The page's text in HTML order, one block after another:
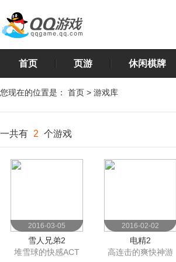
首页 页游 休闲棋牌
您现在的位置是： 首页 > 游戏库
一共有 2 个游戏
2016-03-05
雪人兄弟2
堆雪球的快感ACT
2016-02-02
电精2
高连击的爽快神游